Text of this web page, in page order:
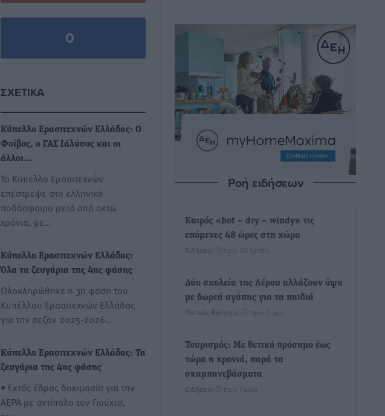
0
ΣΧΕΤΙΚΆ
Κύπελλο Ερασιτεχνών Ελλάδας: Ο
Φοίβος, ο ΓΑΣ Ιάλύσος και οι
άλλοι…
Το Κύπελλο Ερασιτεχνών
επέστρεψε στο ελληνικό
ποδόσφαιρο μετά από οκτώ
χρόνια, με…
Κύπελλο Ερασιτεχνών Ελλάδας:
Όλα τα ζευγάρια της 4ης φάσης
Ολοκληρώθηκε η 3η φάση του
Κυπέλλου Ερασιτεχνών Ελλάδας
για την σεζόν 2025-2026…
Κύπελλο Ερασιτεχνών Ελλάδας: Τα
ζευγάρια της 4ης φάσης
• Εκτός έδρας δοκιμασία για την
ΑΕΡΑ με αντίπαλο τον Γιούχτα,
Ροή ειδήσεων
Καιρός «hot – dry – windy» τις
επόμενες 48 ώρες στη χώρα
Ειδήσεις πριν 36 λεπτά
Δύο σχολεία της Λέρου αλλάζουν όψη
με δωρεά αγάπης για τα παιδιά
Τοπικές Ειδήσεις πριν 1 ώρα
Τουρισμός: Με θετικό πρόσημο έως
τώρα η χρονιά, παρά τα
σκαμπανεβάσματα
Ειδήσεις πριν 1 ώρα